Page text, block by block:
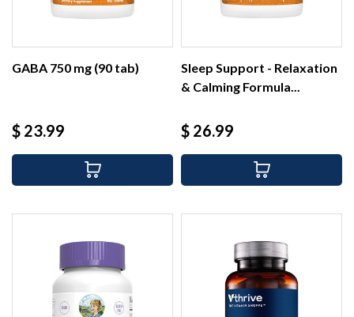
GABA 750 mg (90 tab)
Precio
$ 23.99
Sleep Support - Relaxation
& Calming Formula...
Precio
$ 26.99